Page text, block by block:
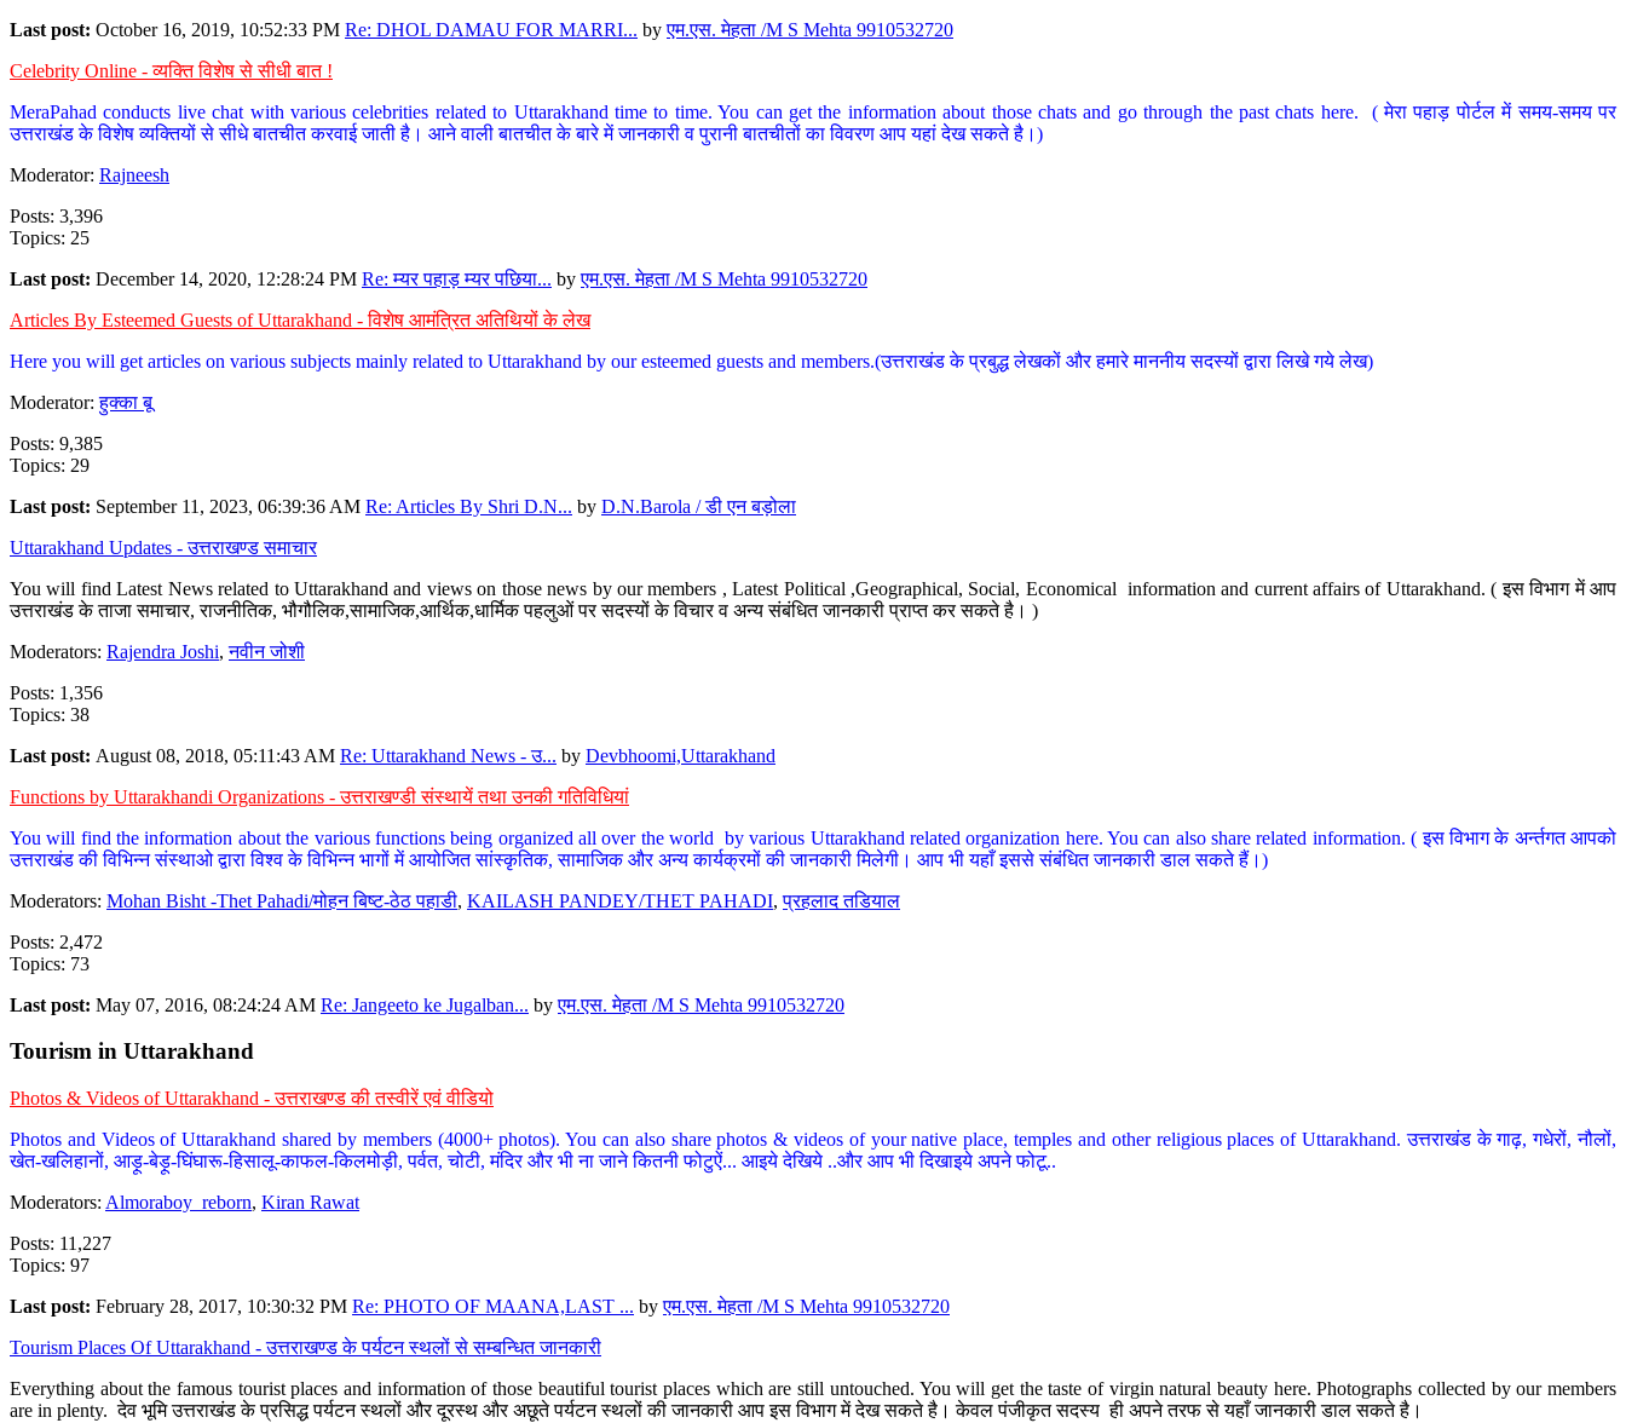
Last post: October 16, 2019, 10:52:33 PM Re: DHOL DAMAU FOR MARRI... byएम.एस. मेहता /M S Mehta 9910532720
Celebrity Online - व्यक्ति विशेष से सीधी बात !
MeraPahad conducts live chat with various celebrities related to Uttarakhand time to time. You can get the information about those chats and go through the past chats here. ( मेरा पहाड़ पोर्टल में समय-समय पर
उत्तराखंड के विशेष व्यक्तियों से सीधे बातचीत करवाई जाती है। आने वाली बातचीत के बारे में जानकारी व पुरानी बातचीतों का विवरण आप यहां देख सकते है।)
Moderator: Rajneesh
Posts: 3,396
Topics: 25
Last post: December 14, 2020, 12:28:24 PM Re: म्यर पहाड़ म्यर पछिया... byएम.एस. मेहता /M S Mehta 9910532720
Articles By Esteemed Guests of Uttarakhand - विशेष आमंत्रित अतिथियों के लेख
Here you will get articles on various subjects mainly related to Uttarakhand by our esteemed guests and members.(उत्तराखंड के प्रबुद्ध लेखकों और हमारे माननीय सदस्यों द्वारा लिखे गये लेख)
Moderator:हुक्का बू
Posts: 9,385
Topics: 29
Last post: September 11, 2023, 06:39:36 AM Re: Articles By Shri D.N... by D.N.Barola / डी एन बड़ोला
Uttarakhand Updates - उत्तराखण्ड समाचार
You will find Latest News related to Uttarakhand and views on those news by our members , Latest Political ,Geographical, Social, Economical information and current affairs of Uttarakhand. ( इस विभाग में आप
उत्तराखंड के ताजा समाचार, राजनीतिक, भौगौलिक,सामाजिक,आर्थिक,धार्मिक पहलुओं पर सदस्यों के विचार व अन्य संबंधित जानकारी प्राप्त कर सकते है। )
Moderators: Rajendra Joshi,नवीन जोशी
Posts: 1,356
Topics: 38
Last post: August 08, 2018, 05:11:43 AM Re: Uttarakhand News - उ... by Devbhoomi,Uttarakhand
Functions by Uttarakhandi Organizations - उत्तराखण्डी संस्थायें तथा उनकी गतिविधियां
You will find the information about the various functions being organized all over the world by various Uttarakhand related organization here. You can also share related information. ( इस विभाग के अर्न्तगत आपको
उत्तराखंड की विभिन्न संस्थाओ द्वारा विश्व के विभिन्न भागों में आयोजित सांस्कृतिक, सामाजिक और अन्य कार्यक्रमों की जानकारी मिलेगी। आप भी यहाँ इससे संबंधित जानकारी डाल सकते हैं।)
Moderators: Mohan Bisht -Thet Pahadi/मोहन बिष्ट-ठेठ पहाडी, KAILASH PANDEY/THET PAHADI,प्रहलाद तडियाल
Posts: 2,472
Topics: 73
Last post: May 07, 2016, 08:24:24 AM Re: Jangeeto ke Jugalban... byएम.एस. मेहता /M S Mehta 9910532720
Tourism in Uttarakhand
Photos & Videos of Uttarakhand - उत्तराखण्ड की तस्वीरें एवं वीडियो
Photos and Videos of Uttarakhand shared by members (4000+ photos). You can also share photos & videos of your native place, temples and other religious places of Uttarakhand. उत्तराखंड के गाढ़, गधेरों, नौलों,
खेत-खलिहानों, आड़ू-बेड़ू-घिंघारू-हिसालू-काफल-किलमोड़ी, पर्वत, चोटी, मंदिर और भी ना जाने कितनी फोटुऐं... आइये देखिये ..और आप भी दिखाइये अपने फोटू..
Moderators: Almoraboy_reborn, Kiran Rawat
Posts: 11,227
Topics: 97
Last post: February 28, 2017, 10:30:32 PM Re: PHOTO OF MAANA,LAST ... byएम.एस. मेहता /M S Mehta 9910532720
Tourism Places Of Uttarakhand - उत्तराखण्ड के पर्यटन स्थलों से सम्बन्धित जानकारी
Everything about the famous tourist places and information of those beautiful tourist places which are still untouched. You will get the taste of virgin natural beauty here. Photographs collected by our members
are in plenty. देव भूमि उत्तराखंड के प्रसिद्ध पर्यटन स्थलों और दूरस्थ और अछूते पर्यटन स्थलों की जानकारी आप इस विभाग में देख सकते है। केवल पंजीकृत सदस्य ही अपने तरफ से यहाँ जानकारी डाल सकते है।